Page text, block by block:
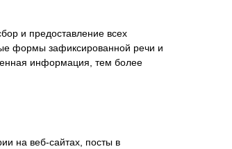
и предоставление всех
формы зафиксированной речи и
информация, тем более
на веб-сайтах, посты в